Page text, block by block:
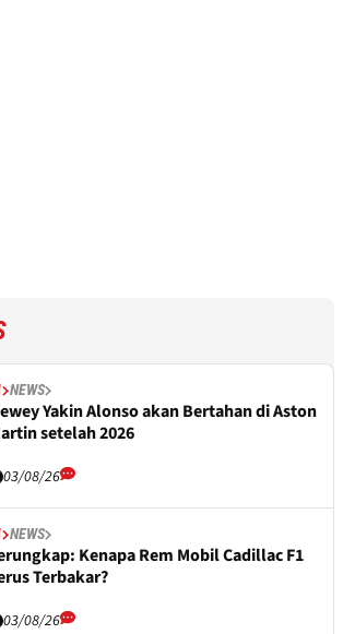
NEWS
Yakin Alonso akan Bertahan di Aston
setelah 2026
03/08/26
NEWS
Kenapa Rem Mobil Cadillac F1
Terbakar?
03/08/26